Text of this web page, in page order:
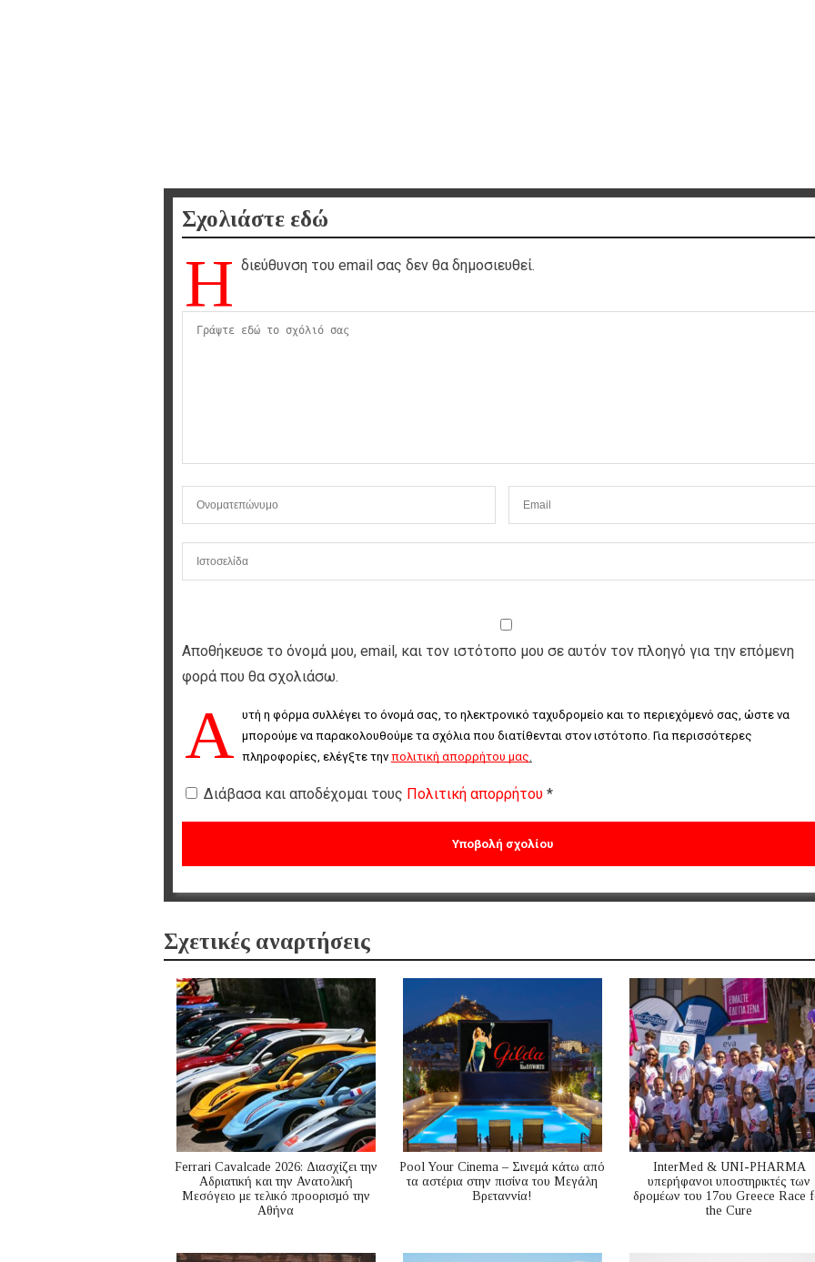
Σχολιάστε εδώ
Η διεύθυνση του email σας δεν θα δημοσιευθεί.
Αποθήκευσε το όνομά μου, email, και τον ιστότοπο μου σε αυτόν τον πλοηγό για την επόμενη
φορά που θα σχολιάσω.
Α υτή η φόρμα συλλέγει το όνομά σας, το ηλεκτρονικό ταχυδρομείο και το περιεχόμενό σας, ώστε να
μπορούμε να παρακολουθούμε τα σχόλια που διατίθενται στον ιστότοπο. Για περισσότερες
πληροφορίες, ελέγξτε την πολιτική απορρήτου μας.
Διάβασα και αποδέχομαι τους Πολιτική απορρήτου *
Σχετικές αναρτήσεις
Ferrari Cavalcade 2026: Διασχίζει την
Αδριατική και την Ανατολική
Μεσόγειo με τελικό προορισμό την
Αθήνα
Pool Your Cinema – Σινεμά κάτω από
τα αστέρια στην πισίνα του Μεγάλη
Βρεταννία!
InterMed & UNI-PHARMA
υπερήφανοι υποστηρικτές των
δρομέων του 17ου Greece Race
the Cure